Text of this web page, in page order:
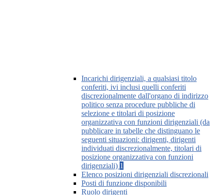
Incarichi dirigenziali, a qualsiasi titolo
conferiti, ivi inclusi quelli conferiti
discrezionalmente dall'organo di indirizzo
politico senza procedure pubbliche di
selezione e titolari di posizione
organizzativa con funzioni dirigenziali (da
pubblicare in tabelle che distinguano le
seguenti situazioni: dirigenti, dirigenti
individuati discrezionalmente, titolari di
posizione organizzativa con funzioni
dirigenziali) 1
Elenco posizioni dirigenziali discrezionali
Posti di funzione disponibili
Ruolo dirigenti